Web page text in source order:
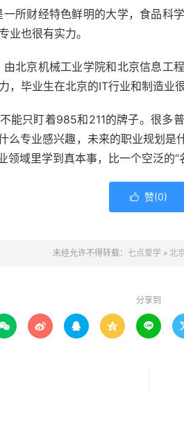
一所财经特色鲜明的大学，食品科
业也很有实力。
由北京机械工业学院和北京信息工
，毕业生在北京的IT行业和制造业很
能只盯着985和211的牌子。很多
么专业感兴趣，未来的职业规划
域里学到真本事，比一个空泛的“
 赞(0)
未经允许不得转载： 七点爱学 » 北
分享到
   